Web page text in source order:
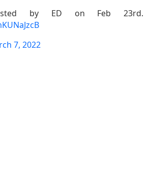
by ED on Feb 23rd.
7, 2022